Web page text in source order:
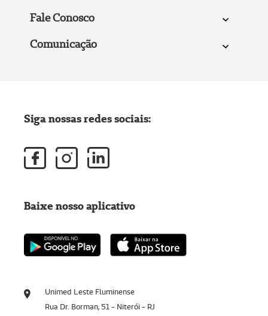
Fale Conosco
Comunicação
Unimed Leste Fluminense
Rua Dr. Borman, 51 - Niterói - RJ
Siga nossas redes sociais:
Baixe nosso aplicativo